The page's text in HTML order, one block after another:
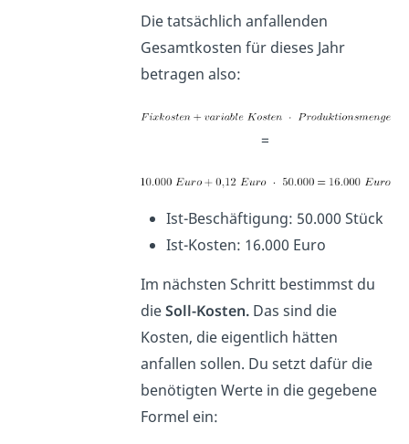
Die tatsächlich anfallenden
Gesamtkosten für dieses Jahr
betragen also:
=
Ist-Beschäftigung: 50.000 Stück
Ist-Kosten: 16.000 Euro
Im nächsten Schritt bestimmst du
dieSoll-Kosten. Das sind die
Kosten, die eigentlich hätten
anfallen sollen. Du setzt dafür die
benötigten Werte in die gegebene
Formel ein: